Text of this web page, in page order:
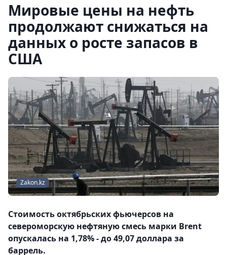
Мировые цены на нефть
продолжают снижаться на
данных о росте запасов в
США
Zakon.kz
Стоимость октябрьских фьючерсов на
североморскую нефтяную смесь марки Brent
опускалась на 1,78% - до 49,07 доллара за
баррель.